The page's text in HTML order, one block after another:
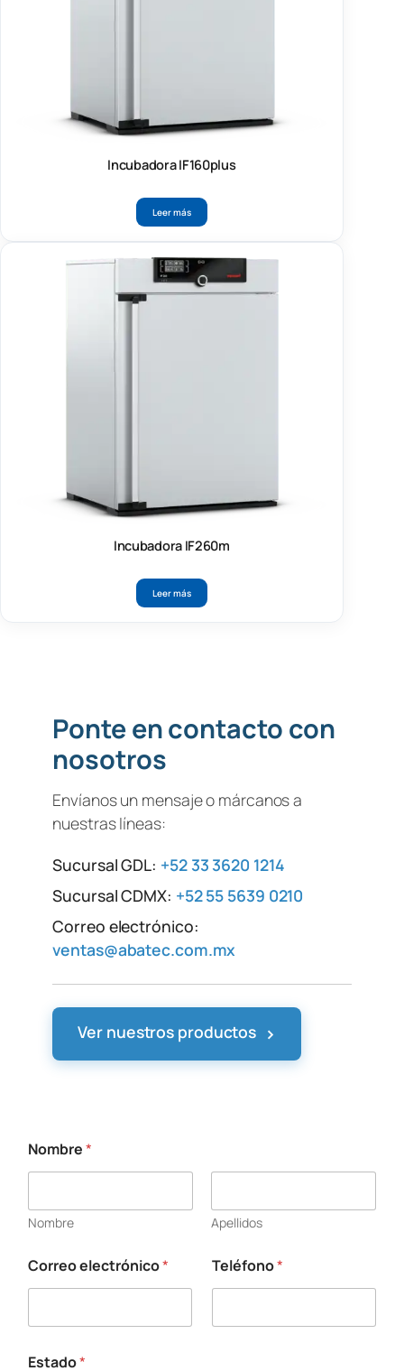
Incubadora IF160plus
Leer más
Incubadora IF260m
Leer más
Ponte en contacto con
nosotros
Envíanos un mensaje o márcanos a
nuestras líneas:
Sucursal GDL: +52 33 3620 1214
Sucursal CDMX: +52 55 5639 0210
Correo electrónico:
ventas@abatec.com.mx
Ver nuestros productos ›
Nombre*
Nombre Apellidos
Correo electrónico* Teléfono*
Estado*